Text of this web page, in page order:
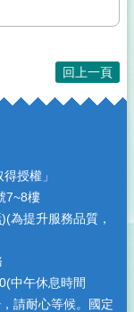
回上一頁
授權」
7~8樓
)(為提升服務品質，
中午休息時間
請耐心等候。國定